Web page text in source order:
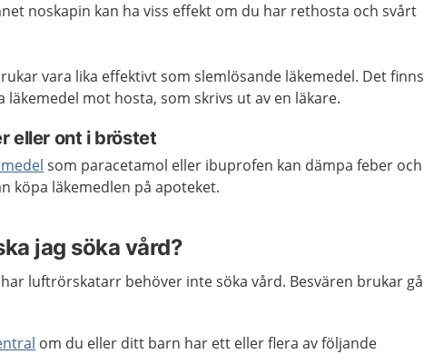
noskapin kan ha viss effekt om du har rethosta och svårt
vara lika effektivt som slemlösande läkemedel. Det finns
läkemedel mot hosta, som skrivs ut av en läkare.
eller ont i bröstet
som paracetamol eller ibuprofen kan dämpa feber och
köpa läkemedlen på apoteket.
jag söka vård?
luftrörskatarr behöver inte söka vård. Besvären brukar gå
om du eller ditt barn har ett eller flera av följande